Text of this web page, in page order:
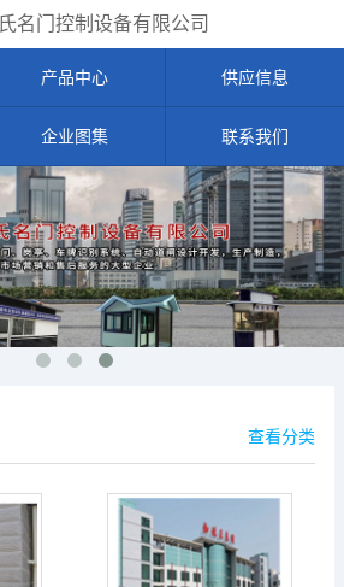
名门控制设备有限公司
产品中心 供应信息
企业图集 联系我们
查看分类